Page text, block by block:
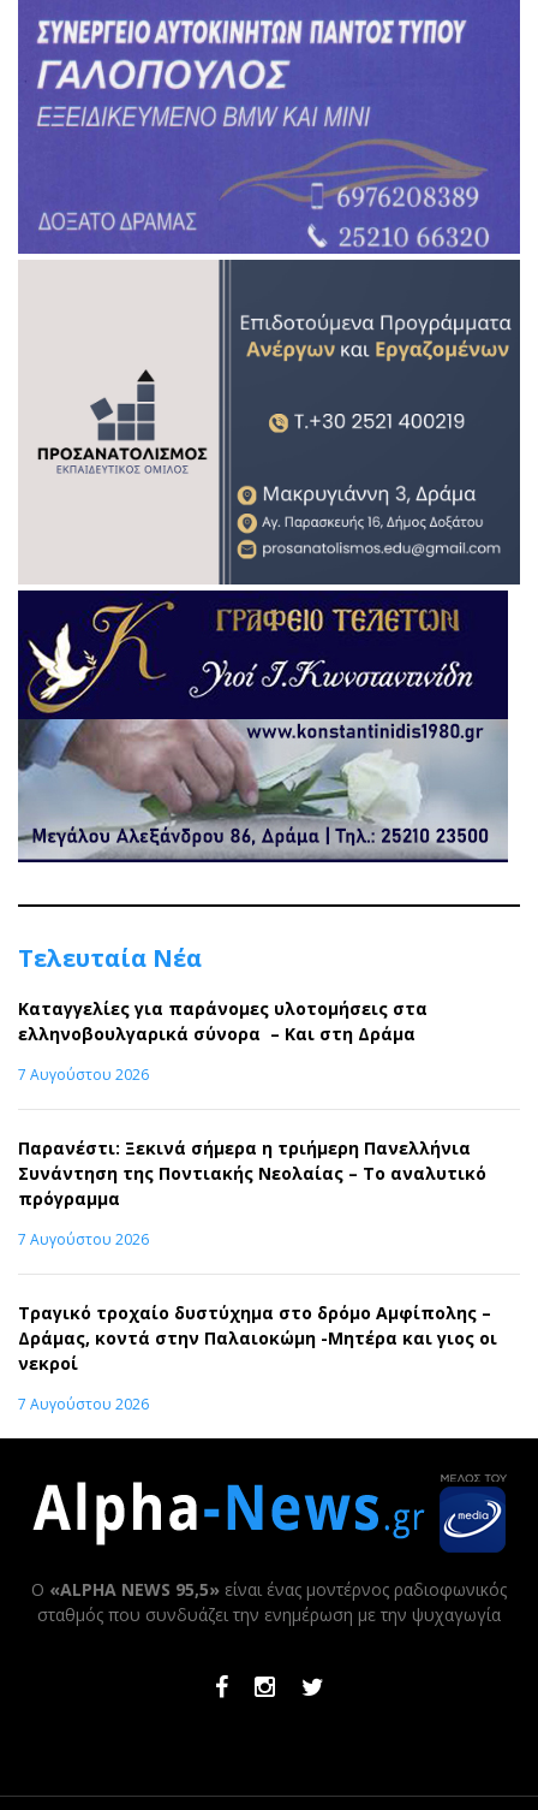
Τελευταία Νέα
Καταγγελίες για παράνομες υλοτομήσεις στα
ελληνοβουλγαρικά σύνορα – Και στη Δράμα
7 Αυγούστου 2026
Παρανέστι: Ξεκινά σήμερα η τριήμερη Πανελλήνια
Συνάντηση της Ποντιακής Νεολαίας – Το αναλυτικό
πρόγραμμα
7 Αυγούστου 2026
Τραγικό τροχαίο δυστύχημα στο δρόμο Αμφίπολης –
Δράμας, κοντά στην Παλαιοκώμη -Μητέρα και γιος οι
νεκροί
7 Αυγούστου 2026
Ο «ALPHA NEWS 95,5» είναι ένας μοντέρνος ραδιοφωνικός
σταθμός που συνδυάζει την ενημέρωση με την ψυχαγωγία
FacebookInstagramTwitter